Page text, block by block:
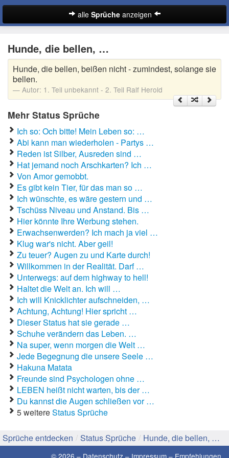
alle Sprücheanzeigen
Abschiedssprüche
Anmachsprüche
Beileidssprüche
Coole Sprüche
Dumme Sprüche
Englische Sprüche
Facebook Sprüche
Fußballsprüche
Gute Nacht Sprüche
Gute Sprüche
Guten Morgen Sprüche
Hochzeitssprüche
Konfirmationssprüche
Lateinische Sprüche
Liebeskummer Sprüche
Lustige Sprüche
Mama-Sprüche
Motivationssprüche
Schöne Sprüche
Hunde, die bellen, …
Hunde, die bellen, beißen nicht - zumindest, solange sie
bellen.
Autor: 1. Teil unbekannt - 2. Teil Ralf Herold
Mehr Status Sprüche
Ich so: Och bitte! Mein Leben so: …
Abi kann man wiederholen - Partys …
Reden ist Silber, Ausreden sind …
Hat jemand noch Arschkarten? Ich …
Von Amor gemobbt.
Es gibt kein Tier, für das man so …
Ich wünschte, es wäre gestern und …
Tschüss Niveau und Anstand. Bis …
Hier könnte Ihre Werbung stehen.
Erwachsenwerden? Ich mach ja viel …
Klug war's nicht. Aber geil!
Zu teuer? Augen zu und Karte durch!
Willkommen in der Realität. Darf …
Unterwegs: auf dem highway to hell!
Haltet die Welt an. Ich will …
Ich will Knicklichter aufschneiden, …
Achtung, Achtung! Hier spricht …
Dieser Status hat sie gerade …
Schuhe verändern das Leben. …
Na super, wenn morgen die Welt …
Jede Begegnung die unsere Seele …
Hakuna Matata
Freunde sind Psychologen ohne …
LEBEN heißt nicht warten, bis der …
Du kannst die Augen schließen vor …
5 weitereStatus Sprüche
Sprüche entdecken / Status Sprüche / Hunde, die bellen, …
© 2026 – Datenschutz – Impressum – Empfehlungen